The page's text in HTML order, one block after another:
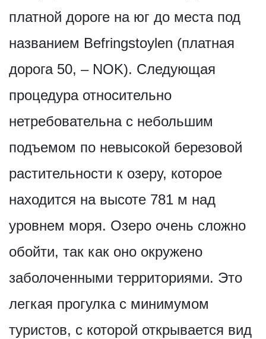
платной дороге на юг до места под
названием Befringstoylen (платная
дорога 50, – NOK). Следующая
процедура относительно
нетребовательна с небольшим
подъемом по невысокой березовой
растительности к озеру, которое
находится на высоте 781 м над
уровнем моря. Озеро очень сложно
обойти, так как оно окружено
заболоченными территориями. Это
легкая прогулка с минимумом
туристов, с которой открывается вид